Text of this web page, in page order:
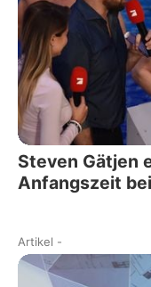
Steven Gätjen
Anfangszeit
Artikel -